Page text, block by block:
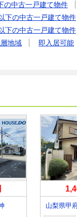
の中古一戸建て物件
下の中古一戸建て物件
下の中古一戸建て物件
地域 即入居可能
山梨県甲